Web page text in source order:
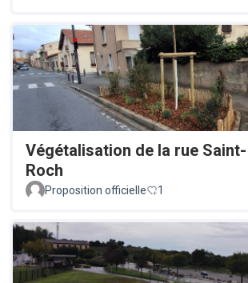
Végétalisation de la rue Saint-
Roch
Proposition officielle 1